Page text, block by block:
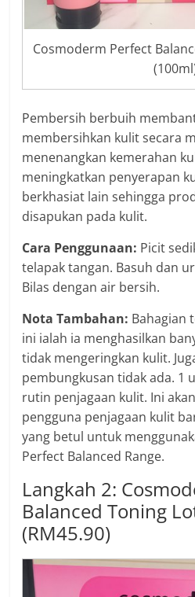
Cosmoderm Perfect
Pembersih berbuih
membersihkan kulit secara
menenangkan kemerahan
meningkatkan penyerapan
berkhasiat lain sehingga
disapukan pada kulit.
Cara Penggunaan: Picit
telapak tangan. Basuh dan
Bilas dengan air bersih.
Nota Tambahan: Bahagian
ini ialah ia menghasilkan
tidak mengeringkan kulit.
pembungkusan tidak ada. 1
rutin penjagaan kulit. Ini
pengguna penjagaan kulit
yang betul untuk
Perfect Balanced Range.
Langkah 2:
Balanced Toning
(RM45.90)